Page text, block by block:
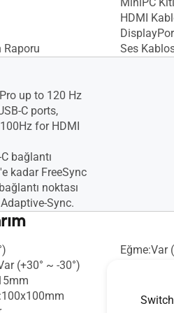
Raporu
HDMI
Ses
up to 120 Hz
C ports,
for HDMI
bağlantı
kadar FreeSync
noktası
Sync.
(+30° ~ -30°)
Eğme:Var
Yükseklik